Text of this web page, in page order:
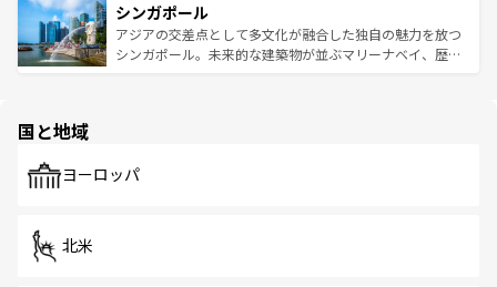
参照してほしい。
激する。気候は一年中温暖で、どの季節にも異なる楽しみ
が待っている。親しみやすいタイの人々、仏教を中心とし
た文化、そして多様な観光資源が、訪れる旅人を魅了し続
み、どこを訪れても感動するはず。観光スポットが密集し
ており、効率よく見どころを回れるのも魅力。息をのむよ
うな絶景から文化的な体験まで、香港を存分に楽しみ尽く
シンガポール
アジアの交差点として多文化が融合した独自の魅力を放つ
シンガポール。未来的な建築物が並ぶマリーナベイ、歴史
で、ホーカーズは地元の風情を楽しめる外せないスポット
国と地域
ヨーロッパ
北米